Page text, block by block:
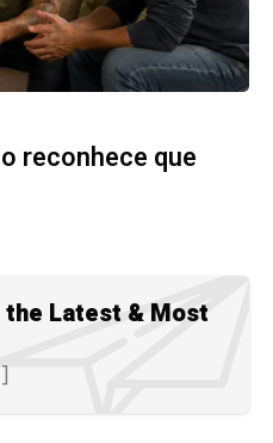
reconhece que
Latest & Most